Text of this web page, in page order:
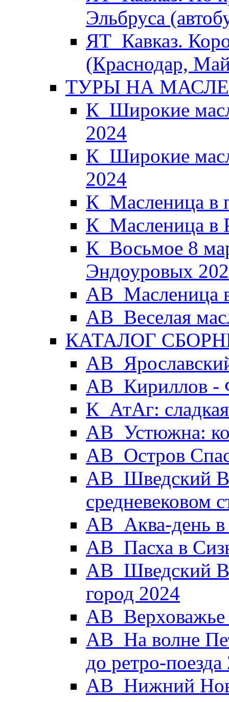
Эльбруса
ЯТ_Кавказ.
(Краснодар,
ТУРЫ НА
К_Широкие
2024
К_Широкие
2024
К_Масленица в
К_Масленица в
К_Восьмое 8
Эндоуровых
АВ_Масленица
АВ_Веселая
КАТАЛОГ
АВ_Кириллов -
К_АтАг:
АВ_Устюжна:
АВ_Остров
АВ_Шведский
средневековом
АВ_Аква-день в
АВ_Пасха в
АВ_Шведский
город 2024
АВ_Верховажье
АВ_На волне
до ретро-поезда
АВ_Нижний